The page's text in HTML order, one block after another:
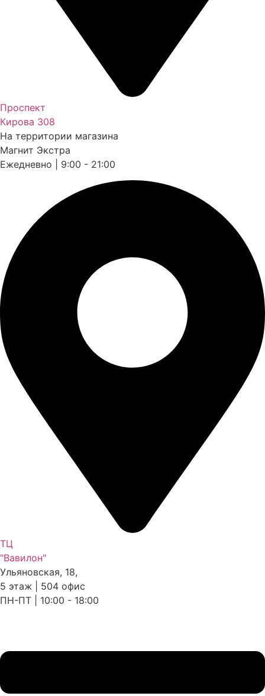
Проспект
Кирова 308
На территории магазина
Магнит Экстра
Ежедневно | 9:00 - 21:00
ТЦ
"Вавилон"
Ульяновская, 18,
5 этаж | 504 офис
ПН-ПТ | 10:00 - 18:00